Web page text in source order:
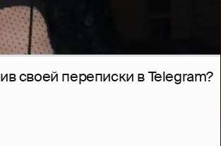
своей перeписки в Telegram?